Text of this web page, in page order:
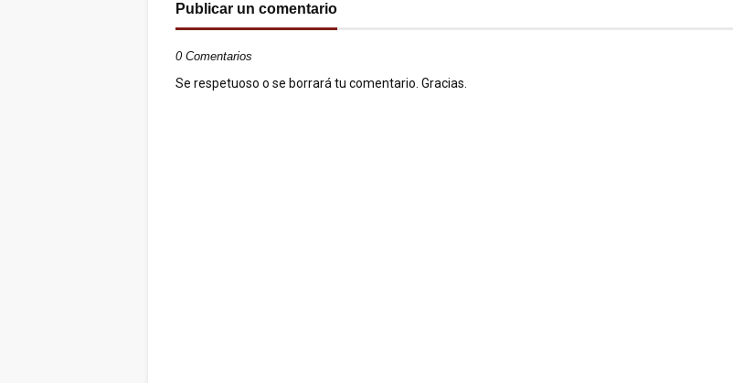
Publicar un comentario
0 Comentarios
Se respetuoso o se borrará tu comentario. Gracias.